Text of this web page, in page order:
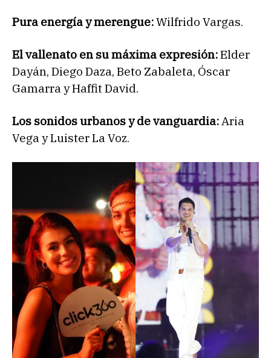
Pura energía y merengue:Wilfrido Vargas.
El vallenato en su máxima expresión:Elder
Dayán, Diego Daza, Beto Zabaleta, Óscar
Gamarra y Haffit David.
Los sonidos urbanos y de vanguardia:Aria
Vega y Luister La Voz.